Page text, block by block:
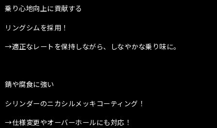
乗り心地向上に貢献する
リングシムを採用！
→適正なレートを保持しながら、しなやかな乗り味に。
錆や腐食に強い
シリンダーのニカシルメッキコーティング！
→仕様変更やオーバーホールにも対応！